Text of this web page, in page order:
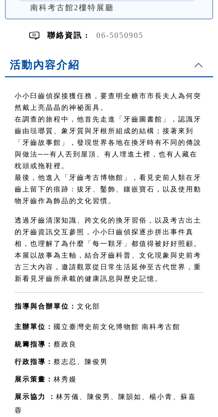
南科考古館2樓特展廳
聯絡資訊 : 06-5050905
活動內容介紹
小小臼齒偵探接獲任務，要查明全糖市市長夫人為何突
然戴上亮晶晶的神祕面具。
在調查的旅程中，他首先走進「牙齒圖書館」，認識牙
齒由琺瑯質、象牙質與牙根所組成的結構；接著來到
「牙齒故事館」，發現世界各地在換牙時有不同的傳說
與做法──有人丟到屋頂、有人埋進土裡，也有人藏在
枕頭或拖鞋裡。
最後，他進入「牙齒考古博物館」，看見史前人類在牙
齒上留下的痕跡：拔牙、鑿飾、鑲嵌寶石，以及使用動
物牙齒作為飾品的文化習慣。
透過牙齒清潔知識、跨文化的換牙習俗，以及考古出土
的牙齒資訊交互參照，小小臼齒偵探逐步拼出事件真
相，也理解了為什麼「每一顆牙」都值得被好好照顧。
本展以故事為主軸，結合牙齒科普、文化現象與史前考
古三大內容，邀請觀眾從日常生活延伸至古代世界，重
新看見牙齒所承載的健康訊息與歷史記憶。
指導與合辦單位： 文化部
主辦單位： 國立臺灣史前文化博物館 南科考古館
統籌指導： 蔡政良
行政指導： 蔡志忍、陳俊男
展示策畫： 林秀嫚
展示協力 ： 林芳儀、陳俊男、陳韻如、楊小青、蘇嘉
蓉